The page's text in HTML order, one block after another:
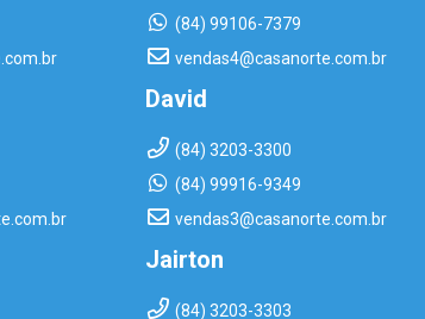
(84) 99106-7379
vendas4@casanorte.com.br
David
(84) 3203-3300
(84) 99916-9349
vendas3@casanorte.com.br
Jairton
(84) 3203-3303